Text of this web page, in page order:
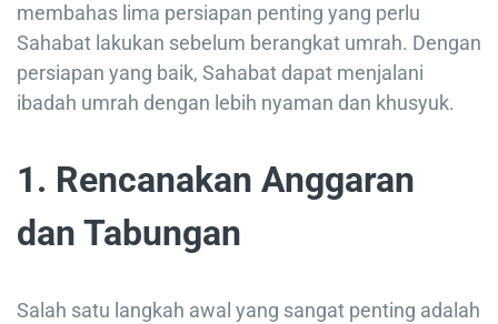
membahas lima persiapan penting yang perlu
Sahabat lakukan sebelum berangkat umrah. Dengan
persiapan yang baik, Sahabat dapat menjalani
ibadah umrah dengan lebih nyaman dan khusyuk.
1. Rencanakan Anggaran
dan Tabungan
Salah satu langkah awal yang sangat penting adalah